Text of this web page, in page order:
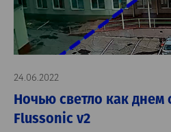
24.06.2022
Ночью светло как днем
Flussonic v2